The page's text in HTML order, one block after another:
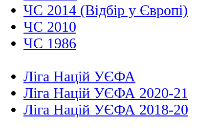
ЧС 2014 (Відбір у Європі)
ЧС 2010
ЧС 1986
Ліга Націй УЄФА
Ліга Націй УЄФА 2020-21
Ліга Націй УЄФА 2018-20